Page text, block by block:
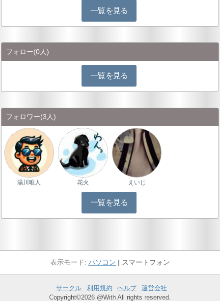
一覧を見る
フォロー(0人)
一覧を見る
フォロワー(3人)
湯川唯人 花火 えいじ
一覧を見る
パソコン スマートフォン
サークル 利用規約 ヘルプ
運営会社
Copyright©2026 @With All rights reserved.